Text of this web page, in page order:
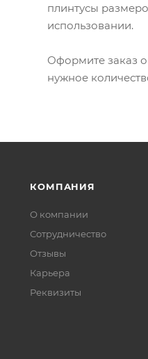
плинтусы
использовании.
Оформите заказ
нужное
КОМПАНИЯ
О компании
Сотрудничество
Отзывы
Карьера
Реквизиты